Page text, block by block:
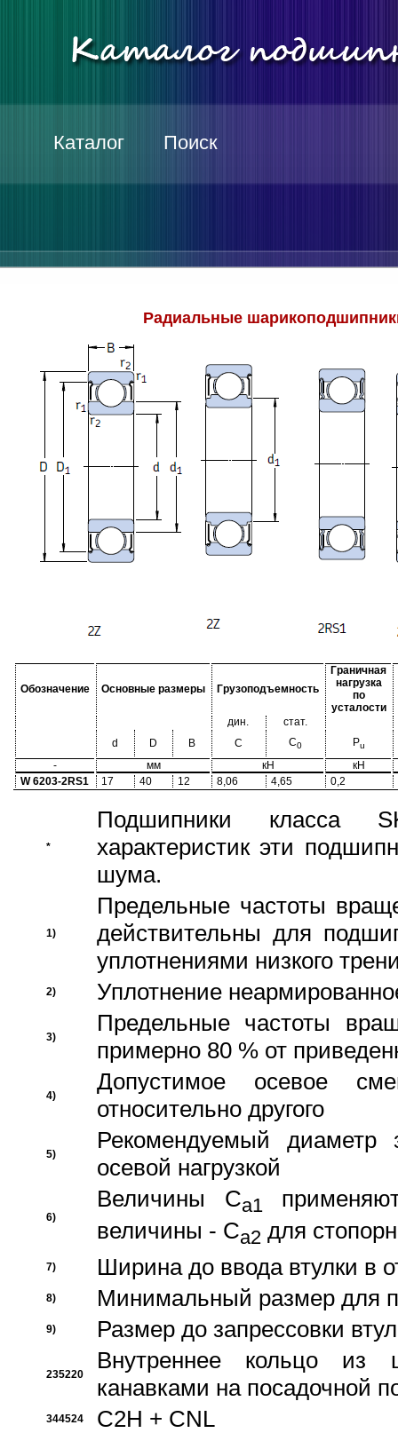
Каталог Поиск
Радиальные
Обозначение Основные размеры Грузоподъемность
Граничная
нагрузка
по
усталости
дин.
стат.
d
D B C C0 Pu
- мм кН
кН
W 6203-2RS1
17 40 12 8,06 4,65 0,2
*
Подшипники класса
характеристик эти
шума.
1)
Предельные частоты
действительны для
уплотнениями низкого
2) Уплотнение
3)
Предельные частоты
примерно 80 % от
4)
Допустимое осевое
относительно другого
5)
Рекомендуемый диаметр
осевой нагрузкой
6)
Величины Ca1
величины - Ca2 для
7) Ширина до ввода втулки в
8) Минимальный размер для
9) Размер до запрессовки
235220
Внутреннее кольцо из
канавками на посадочной
344524 C2H + CNL